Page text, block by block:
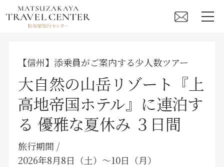
【信州】添乗員がご案内する少人数ツアー
大自然の山岳リゾート『上
高地帝国ホテル』に連泊す
る 優雅な夏休み ３日間
旅行期間 /
2026年8月8日（土）〜10日（月）